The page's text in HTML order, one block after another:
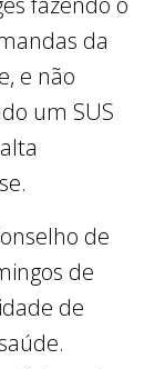
da
e não
um SUS
de
de
de